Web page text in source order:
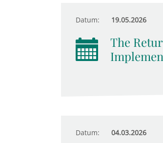
Datum: 19.05.2026
The
Datum: 04.03.2026